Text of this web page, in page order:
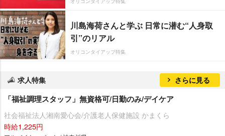
川島海荷さんと学ぶ 日常に潜む“人身取
引”のリアル
オリコンタイアップ特集
求人特集 さらに見る
「福祉調理スタッフ」無資格可/日勤のみ/デイケア
社会福祉法人湘南愛心会/介護老人保健施設 かまくら
時給1,225円